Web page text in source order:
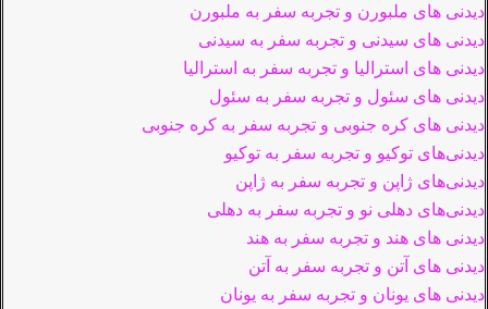
دیدنی های ملبورن و تجربه سفر به ملبورن
دیدنی های سیدنی و تجربه سفر به سیدنی
دیدنی های استرالیا و تجربه سفر به استرالیا
دیدنی های سئول و تجربه سفر به سئول
دیدنی های کره جنوبی و تجربه سفر به کره جنوبی
دیدنی‌های توکیو و تجربه سفر به توکیو
دیدنی‌های ژاپن و تجربه سفر به ژاپن
دیدنی‌های دهلی نو و تجربه سفر به دهلی
دیدنی های هند و تجربه سفر به هند
دیدنی های آتن و تجربه سفر به آتن
دیدنی های یونان و تجربه سفر به یونان